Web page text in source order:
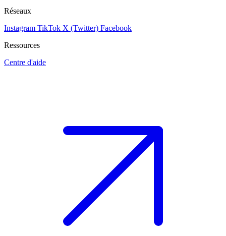
Réseaux
Instagram TikTok X (Twitter) Facebook
Ressources
Centre d'aide